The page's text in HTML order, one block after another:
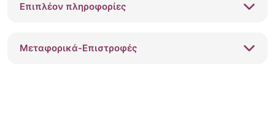
Pink
Επιπλέον πληροφορίες
Μεταφορικά-Επιστροφές